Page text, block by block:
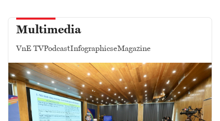
Multimedia
VnE TVPodcastInfographicseMagazine